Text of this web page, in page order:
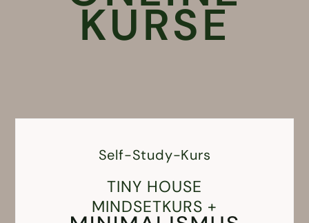
KURSE
Self-Study-Kurs
TINY HOUSE
MINDSETKURS +